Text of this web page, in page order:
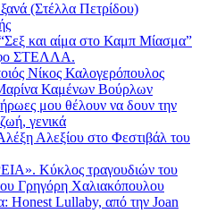
ξανά (Στέλλα Πετρίδου)
“Σεξ και αίμα στο Καμπ Μίασμα”
ΣΤΕΛΛΑ.
Νίκος Καλογερόπουλος
Καμένων Βούρλων
μου θέλουν να δουν την
γενικά
Αλεξίου στο Φεστιβάλ του
Κύκλος τραγουδιών του
Γρηγόρη Χαλιακόπουλου
Honest Lullaby, από την Joan